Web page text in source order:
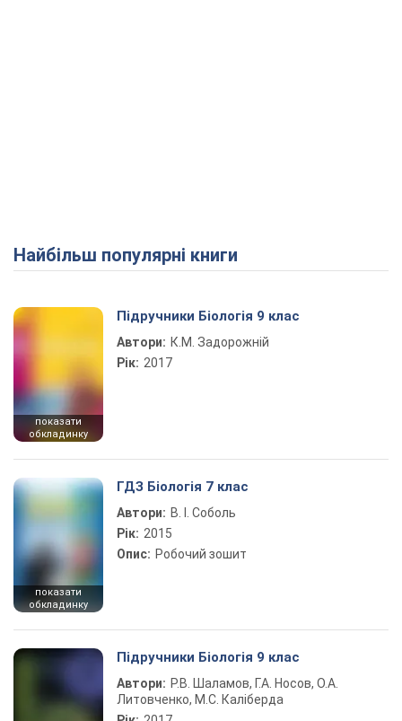
Найбільш популярні книги
показати
обкладинку
Підручники Біологія 9 клас
Автори: К.М. Задорожній
Рік: 2017
показати
обкладинку
ГДЗ Біологія 7 клас
Автори: В. І. Соболь
Рік: 2015
Опис: Робочий зошит
Підручники Біологія 9 клас
Автори: Р.В. Шаламов, Г.А. Носов, О.А.
Литовченко, М.С. Каліберда